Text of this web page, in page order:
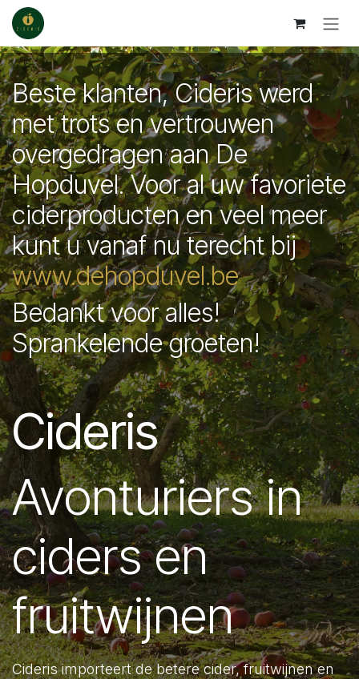
Skip to Content
Beste klanten, Cideris werd
met trots en vertrouwen
overgedragen aan De
Hopduvel. Voor al uw favoriete
ciderproducten en veel meer
kunt u vanaf nu terecht bij
www.dehopduvel.be
Bedankt voor alles!
Sprankelende groeten!
Cideris
Avonturiers in
ciders en
fruitwijnen
Cideris importeert de betere cider, fruitwijnen en